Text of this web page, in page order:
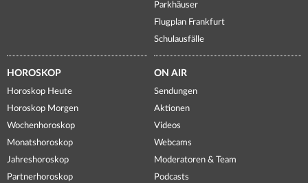
Parkhäuser
Flugplan Frankfurt
Schulausfälle
HOROSKOP
Horoskop Heute
Horoskop Morgen
Wochenhoroskop
Monatshoroskop
Jahreshoroskop
Partnerhoroskop
ON AIR
Sendungen
Aktionen
Videos
Webcams
Moderatoren & Team
Podcasts